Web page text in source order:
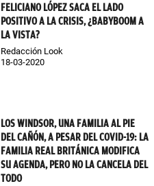
FELICIANO LÓPEZ SACA EL LADO
POSITIVO A LA CRISIS, ¿BABYBOOM A
LA VISTA?
Redacción Look
18-03-2020
LOS WINDSOR, UNA FAMILIA AL PIE
DEL CAÑÓN, A PESAR DEL COVID-19: LA
FAMILIA REAL BRITÁNICA MODIFICA
SU AGENDA, PERO NO LA CANCELA DEL
TODO